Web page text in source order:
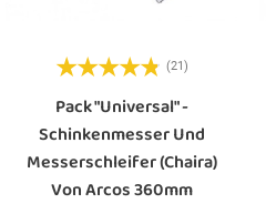
(21)
Pack "universal" -
Schinkenmesser Und
Messerschleifer (Chaira)
Von Arcos 360mm